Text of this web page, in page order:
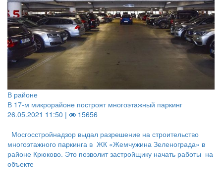
В районе
В 17-м микрорайоне построят многоэтажный паркинг
26.05.2021 11:50 |
15656
Мосгосстройнадзор выдал разрешение на строительство
многоэтажного паркинга в ЖК «Жемчужина Зеленограда» в
районе Крюково. Это позволит застройщику начать работы на
объекте